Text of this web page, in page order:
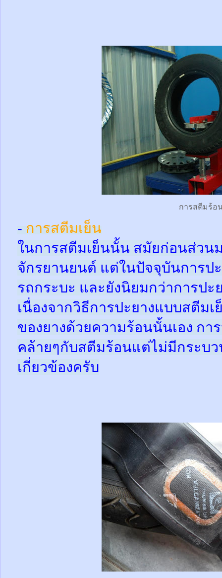
การสตีมร้อ
- การสตีมเย็น
ในการสตีมเย็นนั้น สมัยก่อนส่วน
จักรยานยนต์ แต่ในปัจจุบันการป
รถกระบะ และยังนิยมกว่าการป
เนื่องจากวิธีการปะยางแบบสตีม
ของยางด้วยความร้อนนั้นเอง กา
คล้ายๆกับสตีมร้อนแต่ไม่มีกระบ
เกี่ยวข้องครับ